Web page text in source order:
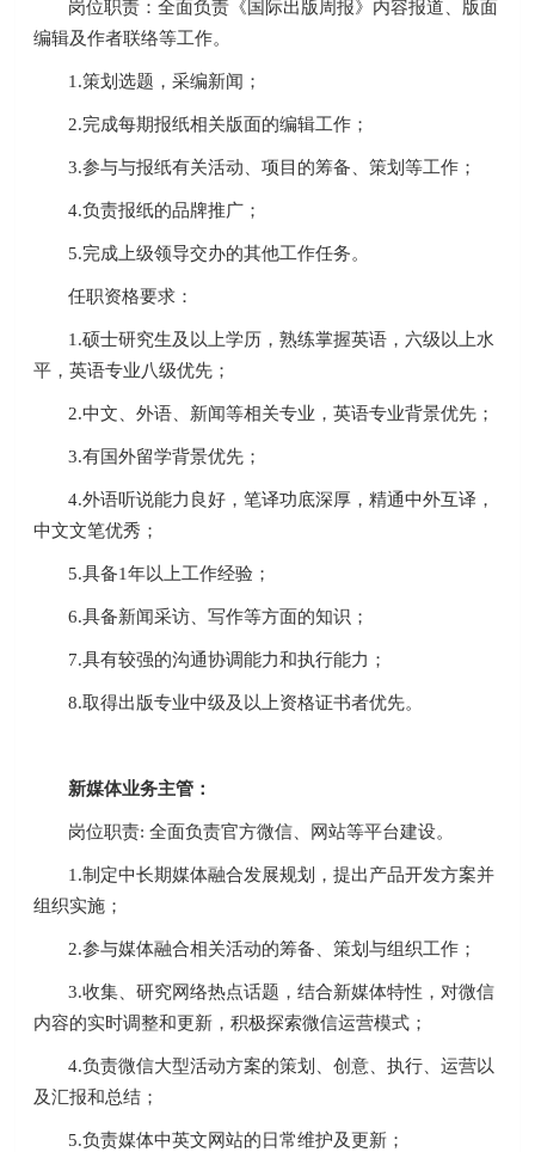
岗位职责：全面负责《国际出版周报》内容报道、版面
编辑及作者联络等工作。
1.策划选题，采编新闻；
2.完成每期报纸相关版面的编辑工作；
3.参与与报纸有关活动、项目的筹备、策划等工作；
4.负责报纸的品牌推广；
5.完成上级领导交办的其他工作任务。
任职资格要求：
1.硕士研究生及以上学历，熟练掌握英语，六级以上水
平，英语专业八级优先；
2.中文、外语、新闻等相关专业，英语专业背景优先；
3.有国外留学背景优先；
4.外语听说能力良好，笔译功底深厚，精通中外互译，
中文文笔优秀；
5.具备1年以上工作经验；
6.具备新闻采访、写作等方面的知识；
7.具有较强的沟通协调能力和执行能力；
8.取得出版专业中级及以上资格证书者优先。
新媒体业务主管：
岗位职责: 全面负责官方微信、网站等平台建设。
1.制定中长期媒体融合发展规划，提出产品开发方案并
组织实施；
2.参与媒体融合相关活动的筹备、策划与组织工作；
3.收集、研究网络热点话题，结合新媒体特性，对微信
内容的实时调整和更新，积极探索微信运营模式；
4.负责微信大型活动方案的策划、创意、执行、运营以
及汇报和总结；
5.负责媒体中英文网站的日常维护及更新；